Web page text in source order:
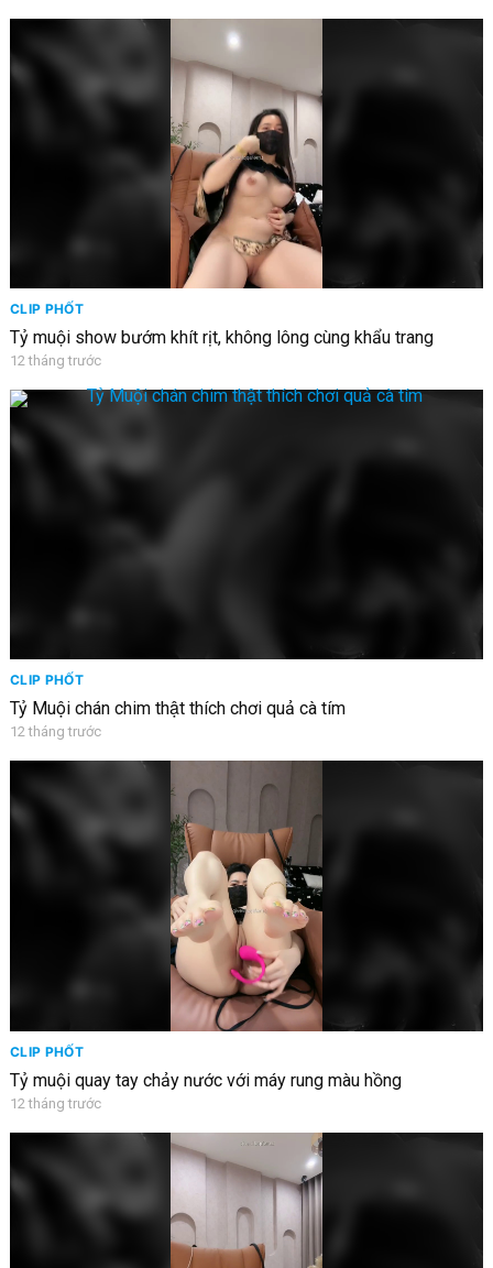
CLIP PHỐT
Tỷ muội show bướm khít rịt, không lông cùng khẩu trang
12 tháng trước
CLIP PHỐT
Tỷ Muội chán chim thật thích chơi quả cà tím
12 tháng trước
CLIP PHỐT
Tỷ muội quay tay chảy nước với máy rung màu hồng
12 tháng trước